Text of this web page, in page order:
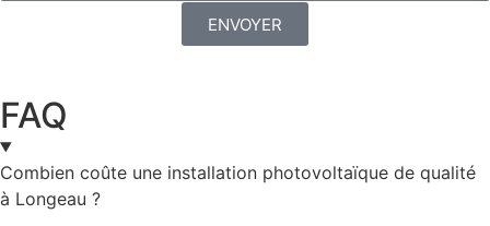
ENVOYER
FAQ
Combien coûte une installation photovoltaïque de qualité
à Longeau ?